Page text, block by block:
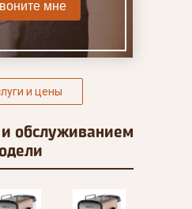
мне
и цены
обслуживанием